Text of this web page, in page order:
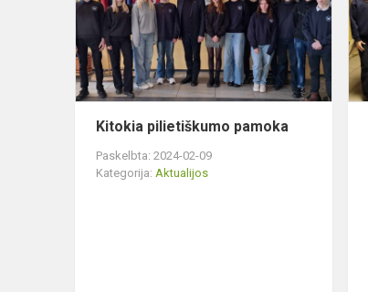
Kitokia pilietiškumo pamoka
Paskelbta: 2024-02-09
Kategorija: Aktualijos